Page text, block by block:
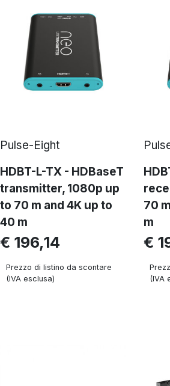
Pulse-Eight
HDBT-L-TX - HDBaseT
transmitter, 1080p up
to 70 m and 4K up to
40 m
€ 196,14
Prezzo di listino da scontare
(IVA esclusa)
70
m
€
(IVA